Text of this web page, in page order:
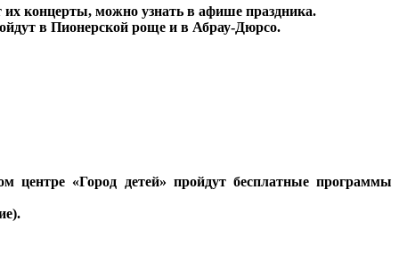
концерты, можно узнать в афише праздника.
в Пионерской роще и в Абрау-Дюрсо.
центре «Город детей» пройдут бесплатные программы